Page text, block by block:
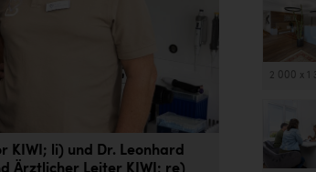
KIWI; li) und Dr. Leonhard
2 000 x 1